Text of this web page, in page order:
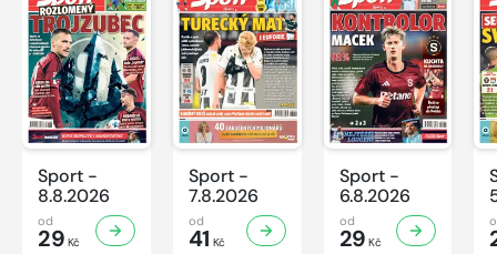
Sport -
8.8.2026
od
29 Kč
Sport -
7.8.2026
od
41 Kč
Sport -
6.8.2026
od
29 Kč